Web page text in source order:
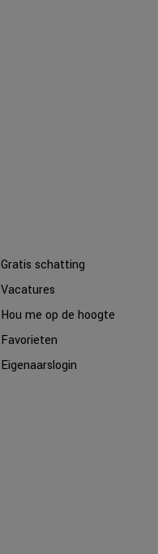
Gratis schatting
Vacatures
Hou me op de hoogte
Favorieten
Eigenaarslogin